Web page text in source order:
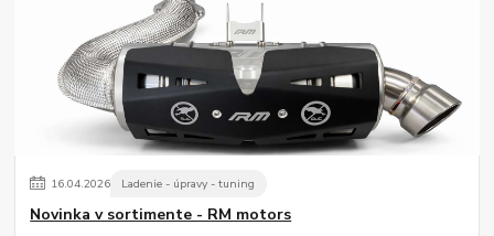
16.04.2026 Ladenie - úpravy - tuning
Novinka v sortimente - RM motors